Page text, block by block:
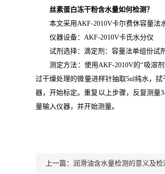
丝素蛋白冻干粉含水量如何检测？
本文采用AKF-2010V卡尔费休容量法
仪器设备：AKF-2010V卡氏水分仪
试剂选择：滴定剂：容量法单组份试
测定方法：使用AKF-2010V的“吸溶
过干燥处理的微量进样针抽取5ul纯水，
器，开始标定。重复以上步骤，反复测量
量输入仪器，并开始测量。
上一篇： 润滑油含水量检测的意义及检